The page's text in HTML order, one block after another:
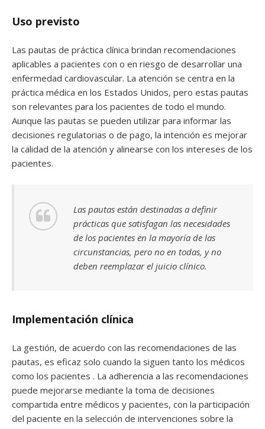
Uso previsto
Las pautas de práctica clínica brindan recomendaciones
aplicables a pacientes con o en riesgo de desarrollar una
enfermedad cardiovascular. La atención se centra en la
práctica médica en los Estados Unidos, pero estas pautas
son relevantes para los pacientes de todo el mundo.
Aunque las pautas se pueden utilizar para informar las
decisiones regulatorias o de pago, la intención es mejorar
la calidad de la atención y alinearse con los intereses de los
pacientes.
Las pautas están destinadas a definir
prácticas que satisfagan las necesidades
de los pacientes en la mayoría de las
circunstancias, pero no en todas, y no
deben reemplazar el juicio clínico.
Implementación clínica
La gestión, de acuerdo con las recomendaciones de las
pautas, es eficaz solo cuando la siguen tanto los médicos
como los pacientes . La adherencia a las recomendaciones
puede mejorarse mediante la toma de decisiones
compartida entre médicos y pacientes, con la participación
del paciente en la selección de intervenciones sobre la